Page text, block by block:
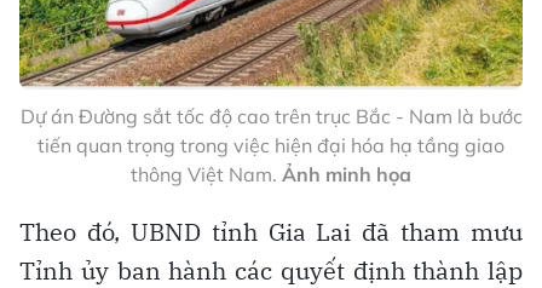
Dự án Đường sắt tốc độ cao trên trục Bắc - Nam là bước
tiến quan trọng trong việc hiện đại hóa hạ tầng giao
thông Việt Nam. Ảnh minh họa
Theo đó, UBND tỉnh Gia Lai đã tham mưu
Tỉnh ủy ban hành các quyết định thành lập